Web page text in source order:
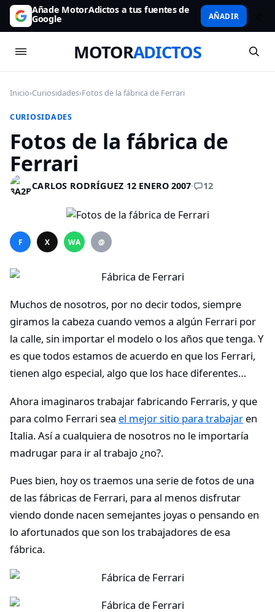
Añade MotorAdictos a tus fuentes de
Google AÑADIR
MOTORADICTOS
Inicio›Curiosidades›Fotos de la fábrica de Ferrari
CURIOSIDADES
Fotos de la fábrica de
Ferrari
CARLOS RODRÍGUEZ·12 ENERO 2007· 12
F X WA @
Muchos de nosotros, por no decir todos, siempre
giramos la cabeza cuando vemos a algún Ferrari por
la calle, sin importar el modelo o los años que tenga. Y
es que todos estamos de acuerdo en que los Ferrari,
tienen algo especial, algo que los hace diferentes…
Ahora imaginaros trabajar fabricando Ferraris, y que
para colmo Ferrari sea el mejor sitio para trabajar en
Italia. Así a cualquiera de nosotros no le importaría
madrugar para ir al trabajo ¿no?.
Pues bien, hoy os traemos una serie de fotos de una
de las fábricas de Ferrari, para al menos disfrutar
viendo donde nacen semejantes joyas o pensando en
lo afortunados que son los trabajadores de esa
fábrica.